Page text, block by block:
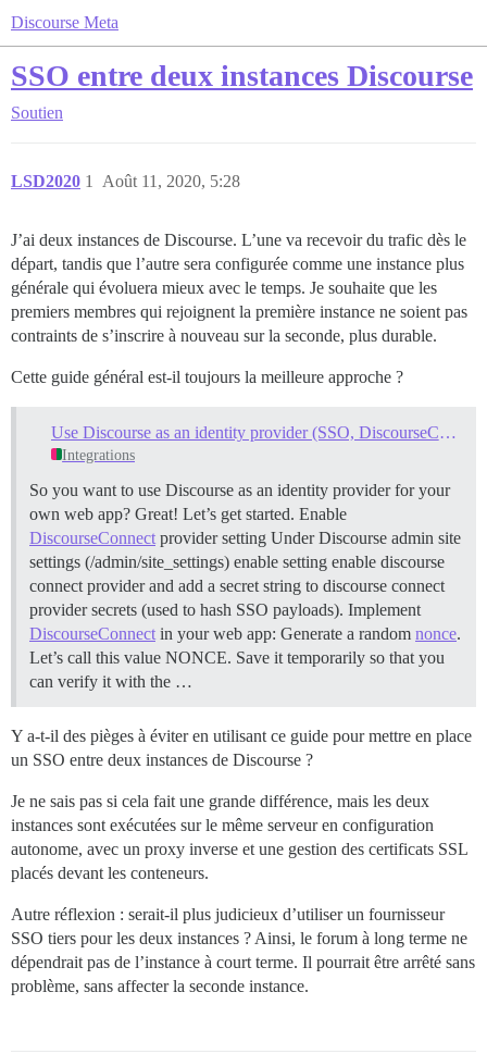
Discourse Meta
SSO entre deux instances Discourse
Soutien
LSD2020 Août 11, 2020, 5:28
1
J’ai deux instances de Discourse. L’une va recevoir du trafic dès le
départ, tandis que l’autre sera configurée comme une instance plus
générale qui évoluera mieux avec le temps. Je souhaite que les
premiers membres qui rejoignent la première instance ne soient pas
contraints de s’inscrire à nouveau sur la seconde, plus durable.
Cette guide général est-il toujours la meilleure approche ?
Use Discourse as an identity provider (SSO, DiscourseConnect)
Integrations
So you want to use Discourse as an identity provider for your
own web app? Great! Let’s get started. Enable
DiscourseConnect provider setting Under Discourse admin site
settings (/admin/site_settings) enable setting enable discourse
connect provider and add a secret string to discourse connect
provider secrets (used to hash SSO payloads). Implement
DiscourseConnect in your web app: Generate a random nonce.
Let’s call this value NONCE. Save it temporarily so that you
can verify it with the …
Y a-t-il des pièges à éviter en utilisant ce guide pour mettre en place
un SSO entre deux instances de Discourse ?
Je ne sais pas si cela fait une grande différence, mais les deux
instances sont exécutées sur le même serveur en configuration
autonome, avec un proxy inverse et une gestion des certificats SSL
placés devant les conteneurs.
Autre réflexion : serait-il plus judicieux d’utiliser un fournisseur
SSO tiers pour les deux instances ? Ainsi, le forum à long terme ne
dépendrait pas de l’instance à court terme. Il pourrait être arrêté sans
problème, sans affecter la seconde instance.